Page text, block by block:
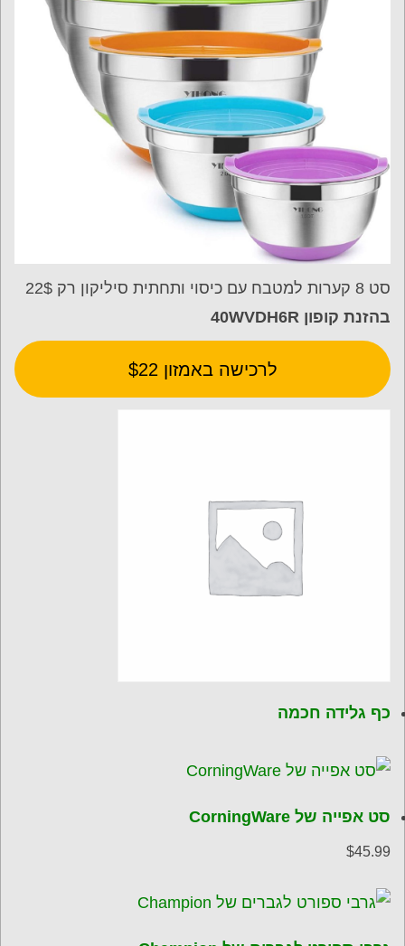
סט 8 קערות למטבח עם כיסוי ותחתית סיליקון רק 22$
בהזנת קופון 40WVDH6R
לרכישה באמזון $22
כף גלידה חכמה
סט אפייה של CorningWare
$45.99